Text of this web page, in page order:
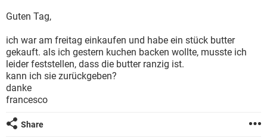
Guten Tag,
ich war am freitag einkaufen und habe ein stück butter
gekauft. als ich gestern kuchen backen wollte, musste ich
leider feststellen, dass die butter ranzig ist.
kann ich sie zurückgeben?
danke
francesco
Share